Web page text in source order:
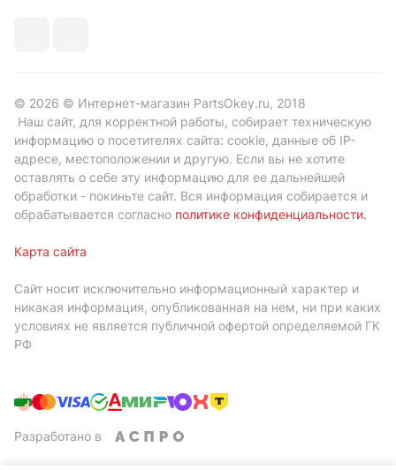
© 2026 © Интернет-магазин PartsOkey.ru, 2018
Наш сайт, для корректной работы, собирает техническую
информацию о посетителях сайта: cookie, данные об IP-
адресе, местоположении и другую. Если вы не хотите
оставлять о себе эту информацию для ее дальнейшей
обработки - покиньте сайт. Вся информация собирается и
обрабатывается согласно политике конфиденциальности.
Карта сайта
Сайт носит исключительно информационный характер и
никакая информация, опубликованная на нем, ни при каких
условиях не является публичной офертой определяемой ГК
РФ
Разработано в